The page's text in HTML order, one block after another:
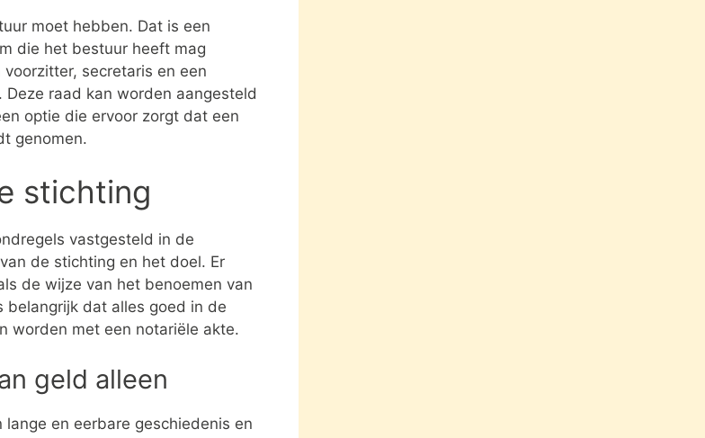
moet hebben. Dat is een
die het bestuur heeft mag
secretaris en een
raad kan worden aangesteld
optie die ervoor zorgt dat een
genomen.
stichting
vastgesteld in de
de stichting en het doel. Er
de wijze van het benoemen van
dat alles goed in de
worden met een notariële akte.
geld alleen
en eerbare geschiedenis en